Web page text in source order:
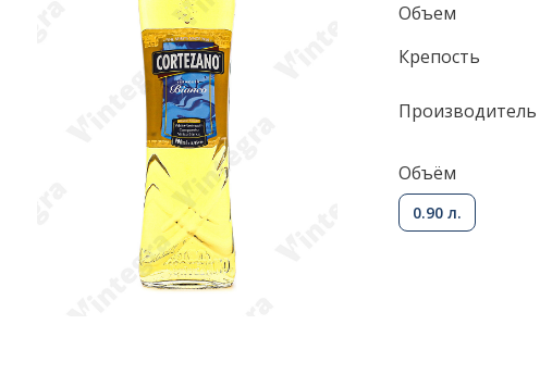
Объем
Крепость
Производитель
Объём
0.90 л.